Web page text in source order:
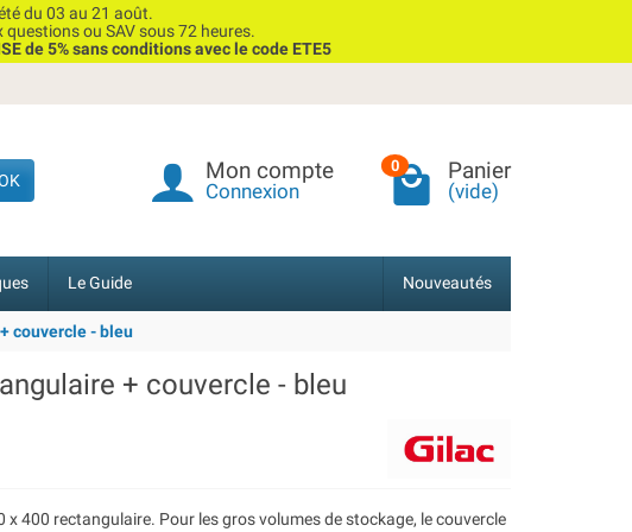
du 03 au 21 août.
ou SAV sous 72 heures.
de 5% sans conditions avec le code ETE5
Mon compte
Connexion
0 Panier
(vide)
Le Guide Nouveautés
couvercle - bleu
+ couvercle - bleu
x 400 rectangulaire. Pour les gros volumes de stockage, le couvercle